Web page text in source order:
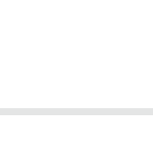
들기 (ft.